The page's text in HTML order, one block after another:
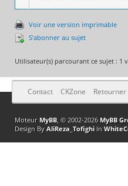
Voir une version imprimable
S’abonner au sujet
Utilisateur(s) parcourant ce sujet : 1
Contact CKZone
Moteur MyBB, © 2002-2026 MyBB
Design By AliReza_TofighiIn